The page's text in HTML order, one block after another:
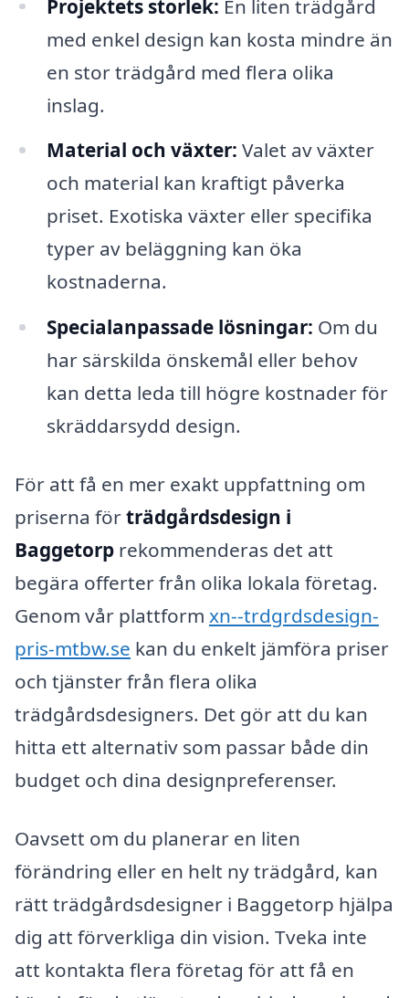
Projektets storlek: En liten trädgård
med enkel design kan kosta mindre än
en stor trädgård med flera olika
inslag.
Material och växter: Valet av växter
och material kan kraftigt påverka
priset. Exotiska växter eller specifika
typer av beläggning kan öka
kostnaderna.
Specialanpassade lösningar: Om du
har särskilda önskemål eller behov
kan detta leda till högre kostnader för
skräddarsydd design.
För att få en mer exakt uppfattning om
priserna förträdgårdsdesign i
Baggetorp rekommenderas det att
begära offerter från olika lokala företag.
Genom vår plattform xn--trdgrdsdesign-
pris-mtbw.se kan du enkelt jämföra priser
och tjänster från flera olika
trädgårdsdesigners. Det gör att du kan
hitta ett alternativ som passar både din
budget och dina designpreferenser.
Oavsett om du planerar en liten
förändring eller en helt ny trädgård, kan
rätt trädgårdsdesigner i Baggetorp hjälpa
dig att förverkliga din vision. Tveka inte
att kontakta flera företag för att få en